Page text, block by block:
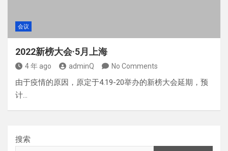
会议
2022新榜大会·5月上海
4 年 ago adminQ No Comments
由于疫情的原因，原定于4.19-20举办的新榜大会延期，预
计…
搜索